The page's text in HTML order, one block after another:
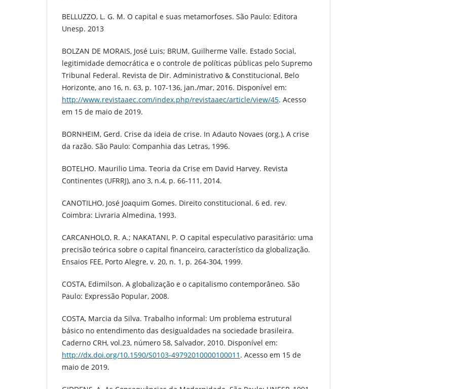
BELLUZZO, L. G. M. O capital e suas metamorfoses. São Paulo: Editora
Unesp. 2013
BOLZAN DE MORAIS, José Luis; BRUM, Guilherme Valle. Estado Social,
legitimidade democrática e o controle de políticas públicas pelo Supremo
Tribunal Federal. Revista de Dir. Administrativo & Constitucional, Belo
Horizonte, ano 16, n. 63, p. 107-136, jan./mar, 2016. Disponível em:
http://www.revistaaec.com/index.php/revistaaec/article/view/45. Acesso
em 15 de maio de 2019.
BORNHEIM, Gerd. Crise da ideia de crise. In Adauto Novaes (org.), A crise
da razão. São Paulo: Companhia das Letras, 1996.
BOTELHO. Maurilio Lima. Teoria da Crise em David Harvey. Revista
Continentes (UFRRJ), ano 3, n.4, p. 66-111, 2014.
CANOTILHO, José Joaquim Gomes. Direito constitucional. 6 ed. rev.
Coimbra: Livraria Almedina, 1993.
CARCANHOLO, R. A.; NAKATANI, P. O capital especulativo parasitário: uma
precisão teórica sobre o capital financeiro, característico da globalização.
Ensaios FEE, Porto Alegre, v. 20, n. 1, p. 264-304, 1999.
COSTA, Edimilson. A globalização e o capitalismo contemporâneo. São
Paulo: Expressão Popular, 2008.
COSTA, Marcia da Silva. Trabalho informal: Um problema estrutural
básico no entendimento das desigualdades na sociedade brasileira.
Caderno CRH, vol.23, número 58, Salvador, 2010. Disponível em:
http://dx.doi.org/10.1590/S0103-49792010000100011 . Acesso em 15 de
maio de 2019.